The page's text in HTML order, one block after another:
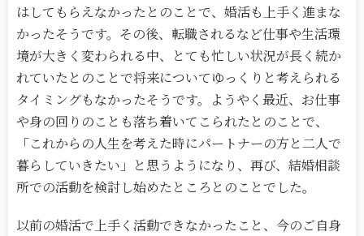
はしてもらえなかったとのことで、婚活も上手く進まな
かったそうです。その後、転職されるなど仕事や生活環
境が大きく変わられる中、とても忙しい状況が長く続か
れていたとのことで将来についてゆっくりと考えられる
タイミングもなかったそうです。ようやく最近、お仕事
や身の回りのことも落ち着いてこられたとのことで、
「これからの人生を考えた時にパートナーの方と二人で
暮らしていきたい」と思うようになり、再び、結婚相談
所での活動を検討し始めたところとのことでした。
以前の婚活で上手く活動できなかったこと、今のご自身